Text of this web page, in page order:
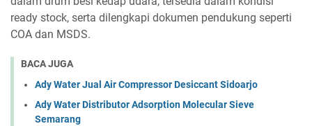
ready stock, serta dilengkapi dokumen pendukung seperti
COA dan MSDS.
BACA JUGA
Ady Water Jual Air Compressor Desiccant Sidoarjo
Ady Water Distributor Adsorption Molecular Sieve
Semarang